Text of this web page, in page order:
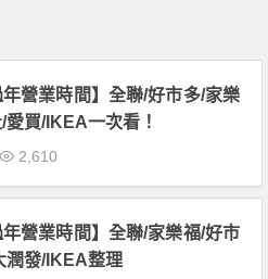
年營業時間】全聯/好市多/家樂
愛買/IKEA一次看！
2,610
年營業時間】全聯/家樂福/好市
潤發/IKEA整理